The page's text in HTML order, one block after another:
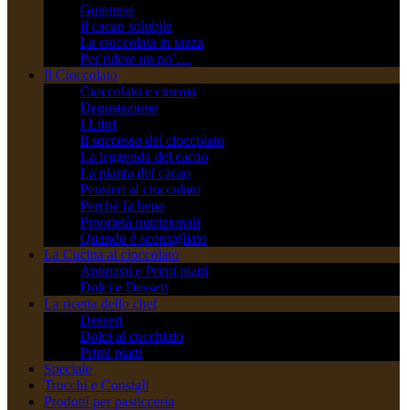
Guinness
Il cacao solubile
La cioccolata in tazza
Per ridere un po’…
Il Cioccolato
Cioccolato e cinema
Degustazione
I Libri
Il successo del cioccolato
La leggenda del cacao
La pianta del cacao
Pensieri al cioccolato
Perchè fa bene
Proprietà nutrizionali
Quando è sconsigliato
La Cucina al cioccolato
Antipasti e Primi piatti
Dolci e Dessert
La ricetta dello chef
Dessert
Dolci al cucchiaio
Primi piatti
Speciale
Trucchi e Consigli
Prodotti per pasticceria